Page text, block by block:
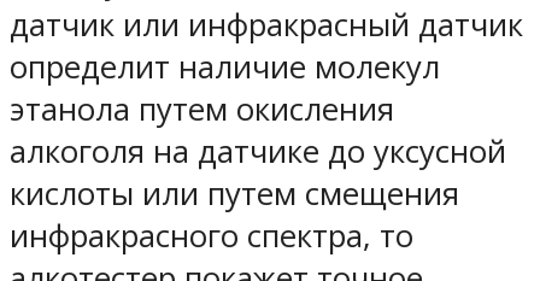
датчик или инфракрасный датчик
определит наличие молекул
этанола путем окисления
алкоголя на датчике до уксусной
кислоты или путем смещения
инфракрасного спектра, то